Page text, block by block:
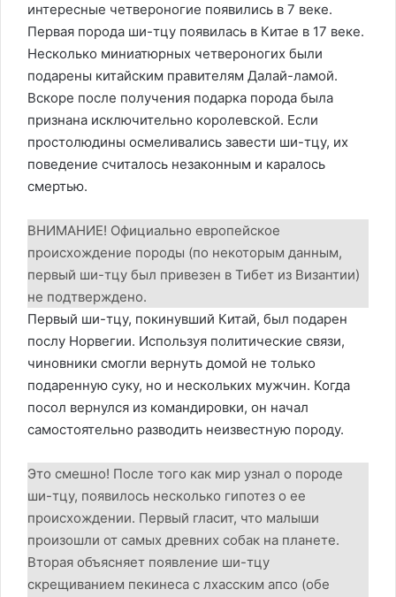
интересные четвероногие появились в 7 веке.
Первая порода ши-тцу появилась в Китае в 17 веке.
Несколько миниатюрных четвероногих были
подарены китайским правителям Далай-ламой.
Вскоре после получения подарка порода была
признана исключительно королевской. Если
простолюдины осмеливались завести ши-тцу, их
поведение считалось незаконным и каралось
смертью.
ВНИМАНИЕ! Официально европейское
происхождение породы (по некоторым данным,
первый ши-тцу был привезен в Тибет из Византии)
не подтверждено.
Первый ши-тцу, покинувший Китай, был подарен
послу Норвегии. Используя политические связи,
чиновники смогли вернуть домой не только
подаренную суку, но и нескольких мужчин. Когда
посол вернулся из командировки, он начал
самостоятельно разводить неизвестную породу.
Это смешно! После того как мир узнал о породе
ши-тцу, появилось несколько гипотез о ее
происхождении. Первый гласит, что малыши
произошли от самых древних собак на планете.
Вторая объясняет появление ши-тцу
скрещиванием пекинеса с лхасским апсо (обе